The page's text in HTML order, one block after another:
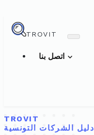
TROVIT
TROVIT
دليل الشركات التونسية